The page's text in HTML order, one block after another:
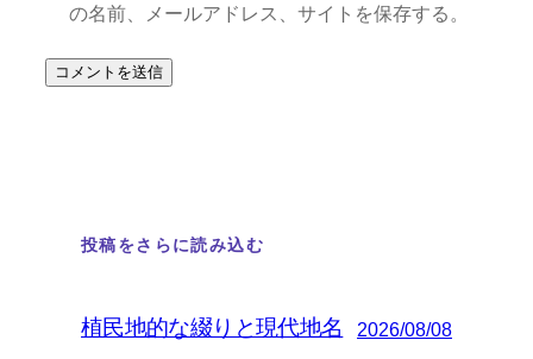
の名前、メールアドレス、サイトを保存する。
投稿をさらに読み込む
植民地的な綴りと現代地名 2026/08/08